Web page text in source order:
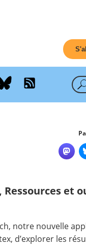
, Ressources et
, notre nouvelle
d’explorer les